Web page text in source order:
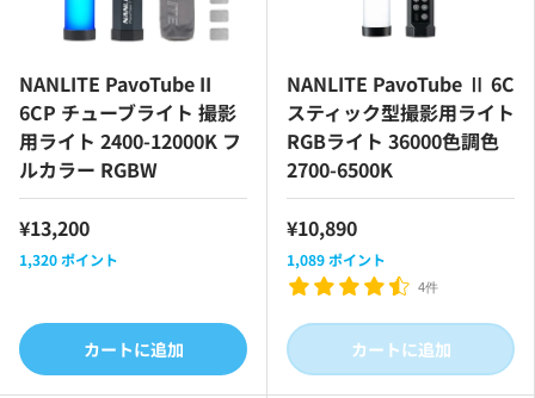
NANLITE PavoTube II
6CP チューブライト 撮影
用ライト 2400-12000K フ
ルカラー RGBW
¥13,200
1,320ポイント
カートに追加
NANLITE PavoTube Ⅱ 6C
スティック型撮影用ライト
RGBライト 36000色調色
2700-6500K
¥10,890
1,089ポイント
4件
カートに追加